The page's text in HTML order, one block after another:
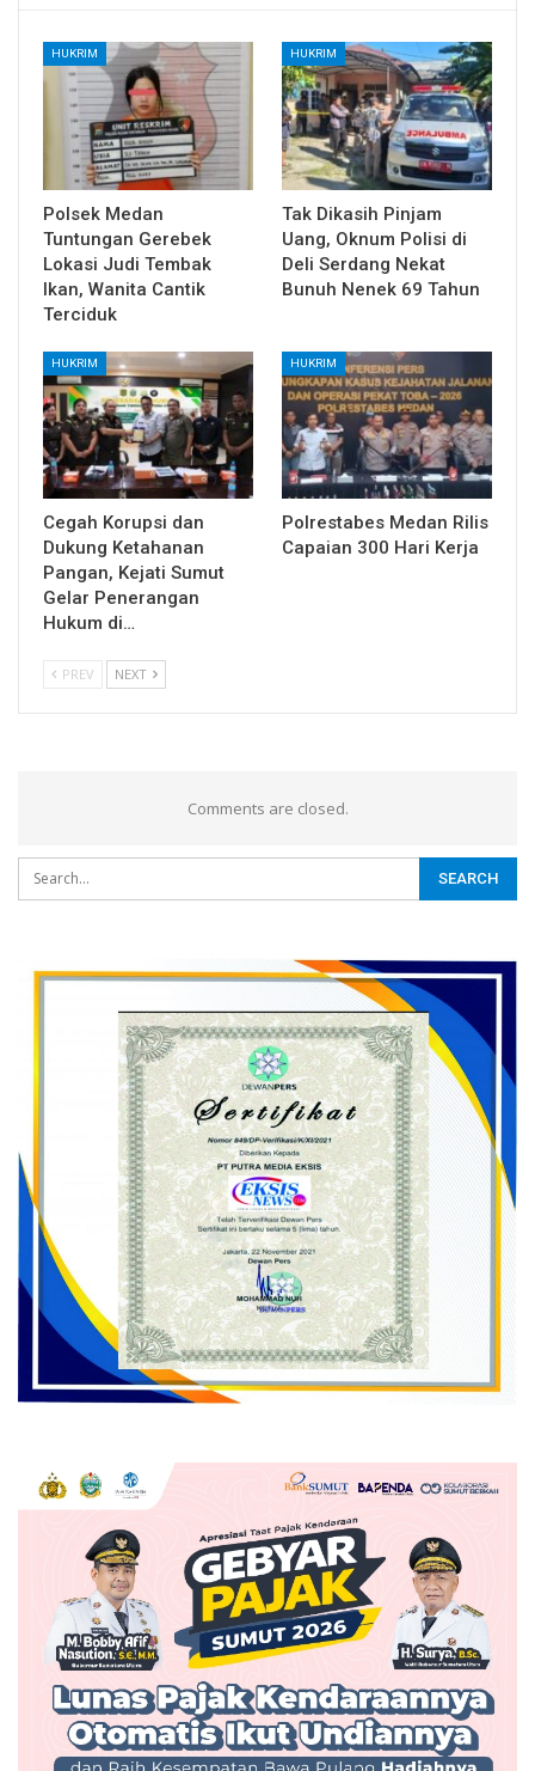
HUKRIM
Polsek Medan
Tuntungan Gerebek
Lokasi Judi Tembak
Ikan, Wanita Cantik
Terciduk
HUKRIM
Tak Dikasih Pinjam
Uang, Oknum Polisi di
Deli Serdang Nekat
Bunuh Nenek 69 Tahun
HUKRIM
Cegah Korupsi dan
Dukung Ketahanan
Pangan, Kejati Sumut
Gelar Penerangan
Hukum di…
HUKRIM
Polrestabes Medan Rilis
Capaian 300 Hari Kerja
PREV NEXT
Comments are closed.